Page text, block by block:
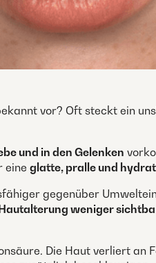
vor? Oft steckt ein
und in den Gelenken
eine glatte, pralle und
gegenüber
weniger
Die Haut verliert